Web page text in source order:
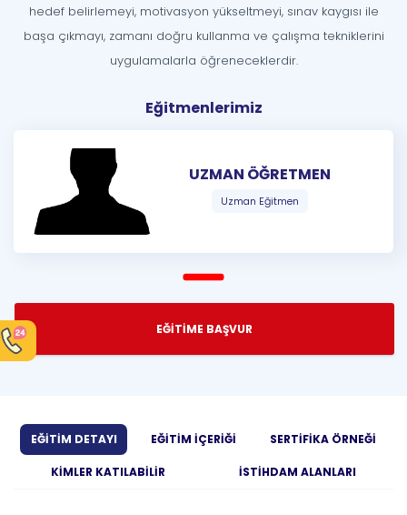
hedef belirlemeyi, motivasyon yükseltmeyi, sınav kaygısı ile
başa çıkmayı, zamanı doğru kullanma ve çalışma tekniklerini
uygulamalarla öğreneceklerdir.
Eğitmenlerimiz
UZMAN ÖĞRETMEN
Uzman Eğitmen
EĞİTİME BAŞVUR
EĞİTİM DETAYI EĞİTİM İÇERİĞİ SERTİFİKA ÖRNEĞİ
KİMLER KATILABİLİR İSTİHDAM ALANLARI